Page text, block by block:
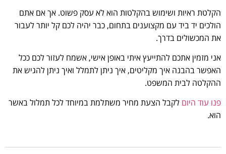
הקלטת ראיות ושימוש בהקלטות הוא לא עסק פשוט. אך אם אתם
הולכים יד ביד עם מקצוענים בתחום, כבר יהיה לכם קל יותר לעבור
את המכשולים בדרך.
אני מזמין אתכם להתייעץ איתי באופן אישי, אשמח לעזור לכם ככל
האפשר בהבנה איך מקליטים, איך ניתן לתמלל ואיך ניתן להגיש את
ההקלטה לבית המשפט.
פנו עוד היום לקבל הצעת מחיר משתלמת במיוחד לכל תמלול באשר
הוא.